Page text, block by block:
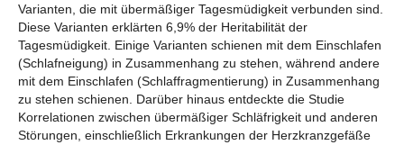
Varianten, die mit übermäßiger Tagesmüdigkeit verbunden sind.
Diese Varianten erklärten 6,9% der Heritabilität der
Tagesmüdigkeit. Einige Varianten schienen mit dem Einschlafen
(Schlafneigung) in Zusammenhang zu stehen, während andere
mit dem Einschlafen (Schlaffragmentierung) in Zusammenhang
zu stehen schienen. Darüber hinaus entdeckte die Studie
Korrelationen zwischen übermäßiger Schläfrigkeit und anderen
Störungen, einschließlich Erkrankungen der Herzkranzgefäße